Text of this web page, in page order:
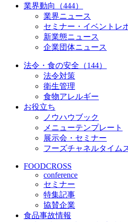
業界動向（444）
業界ニュース
セミナー・イベントレ
新業態ニュース
企業団体ニュース
法令・食の安全（144）
法令対策
衛生管理
食物アレルギー
お役立ち
ノウハウブック
メニューテンプレート
展示会・セミナー
フーズチャネルタイム
FOODCROSS
conference
セミナー
特集記事
協賛企業
食品事故情報